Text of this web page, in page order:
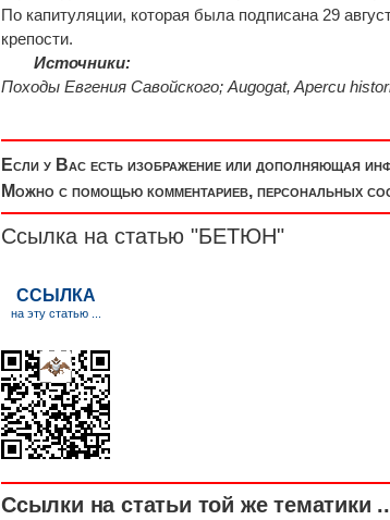
По капитуляции, которая была подписана 29
крепости.
Источники:
Походы Евгения Савойского; Augogat, Apercu
Если у Вас есть изображение или дополняющая
Можно с помощью комментариев, персональных
Ссылка на статью "БЕТЮН"
Ссылки на статьи той же тематики